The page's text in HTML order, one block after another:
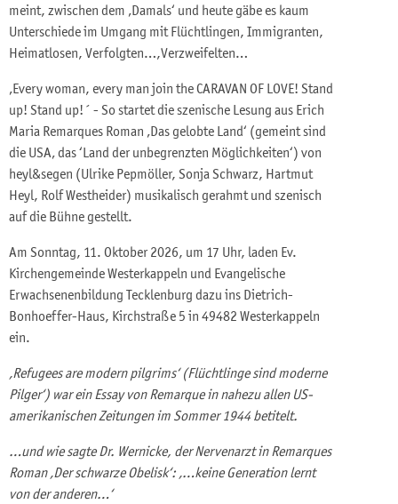
meint, zwischen dem ‚Damals‘ und heute gäbe es kaum
Unterschiede im Umgang mit Flüchtlingen, Immigranten,
Heimatlosen, Verfolgten…,Verzweifelten…
‚Every woman, every man join the CARAVAN OF LOVE! Stand
up! Stand up!´ - So startet die szenische Lesung aus Erich
Maria Remarques Roman ‚Das gelobte Land‘ (gemeint sind
die USA‚ das ‘Land der unbegrenzten Möglichkeiten‘) von
heyl&segen (Ulrike Pepmöller, Sonja Schwarz, Hartmut
Heyl, Rolf Westheider) musikalisch gerahmt und szenisch
auf die Bühne gestellt.
Am Sonntag, 11. Oktober 2026, um 17 Uhr, laden Ev.
Kirchengemeinde Westerkappeln und Evangelische
Erwachsenenbildung Tecklenburg dazu ins Dietrich-
Bonhoeffer-Haus, Kirchstraße 5 in 49482 Westerkappeln
ein.
‚Refugees are modern pilgrims‘ (Flüchtlinge sind moderne
Pilger‘) war ein Essay von Remarque in nahezu allen US-
amerikanischen Zeitungen im Sommer 1944 betitelt.
…und wie sagte Dr. Wernicke, der Nervenarzt in Remarques
Roman ‚Der schwarze Obelisk‘: ‚…keine Generation lernt
von der anderen…‘